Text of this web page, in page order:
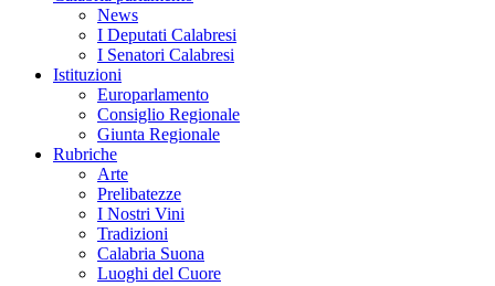
News
I Deputati Calabresi
I Senatori Calabresi
Istituzioni
Europarlamento
Consiglio Regionale
Giunta Regionale
Rubriche
Arte
Prelibatezze
I Nostri Vini
Tradizioni
Calabria Suona
Luoghi del Cuore